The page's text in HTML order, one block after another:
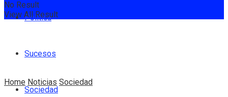
Política
Sucesos
Sociedad
No Result
View All Result
Home Noticias Sociedad